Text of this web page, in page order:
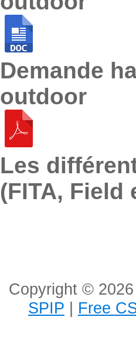
Demande
outdoor
Les
(FITA, Field
Copyright ©
SPIP | Free